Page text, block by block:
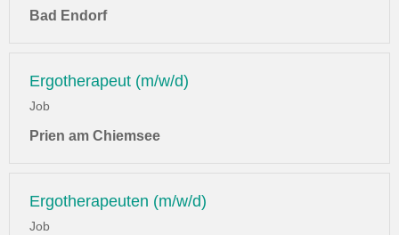
Bad Endorf
Ergotherapeut (m/w/d)
Job
Prien am Chiemsee
Ergotherapeuten (m/w/d)
Job